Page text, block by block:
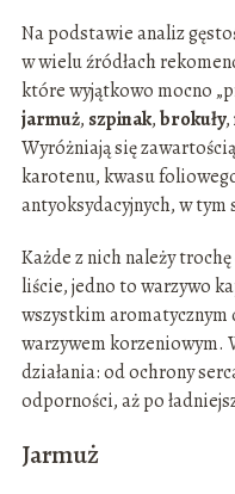
Na podstawie analiz
w wielu źródłach
które wyjątkowo mocno
jarmuż, szpinak,brokuły,
Wyróżniają się
karotenu, kwasu
antyoksydacyjnych, w tym
Każde z nich należy
liście, jedno to warzywo
wszystkim aromatycznym
warzywem korzeniowym.
działania: od ochrony
odporności, aż po
Jarmuż